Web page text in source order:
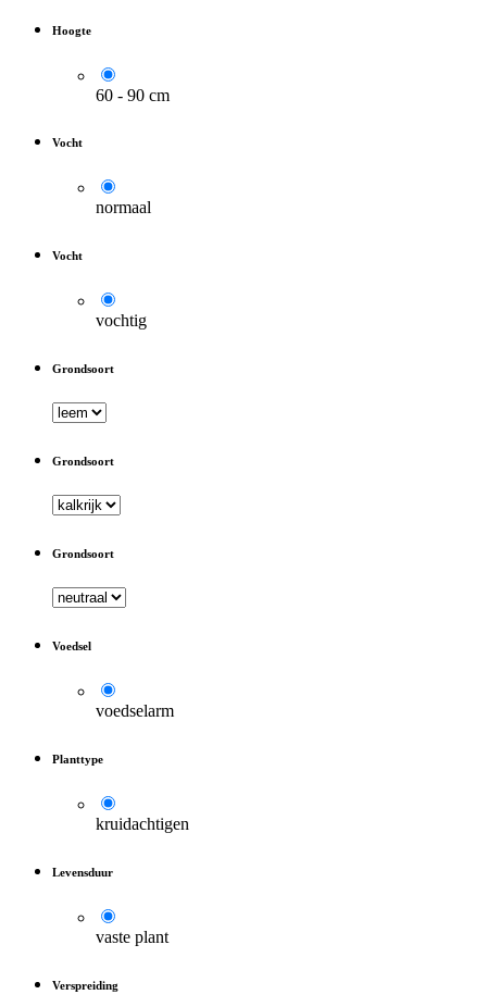
Hoogte
60 - 90 cm
Vocht
normaal
Vocht
vochtig
Grondsoort
Grondsoort
Grondsoort
Voedsel
voedselarm
Planttype
kruidachtigen
Levensduur
vaste plant
Verspreiding